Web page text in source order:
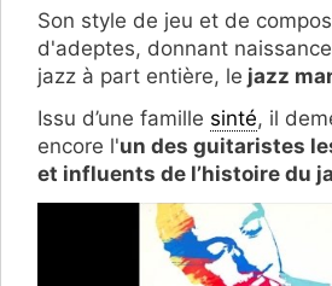
Son style de jeu et de
d'adeptes, donnant
jazz à part entière, le jazz
Issu d’une famille sinté, il
encore l'un des guitaristes
et influents de l’histoire du